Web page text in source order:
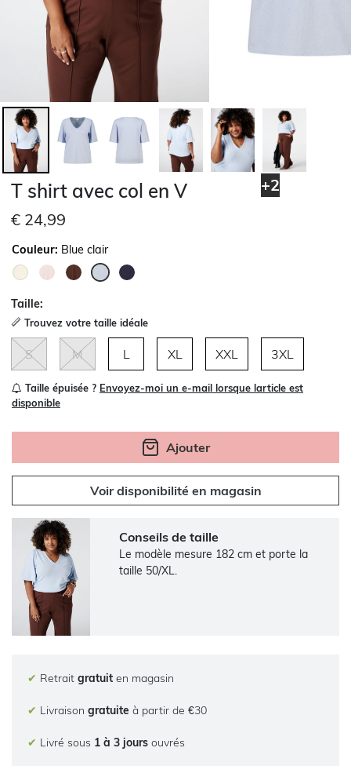
+2
T shirt avec col en V
€ 24,99
Couleur: Blue clair
Taille:
Trouvez votre taille idéale
S M L XL XXL 3XL
Taille épuisée ? Envoyez-moi un e-mail lorsque larticle est
disponible
Ajouter
Voir disponibilité en magasin
Conseils de taille
Le modèle mesure 182 cm et porte la
taille 50/XL.
✔ Retrait gratuit en magasin
✔ Livraison gratuite à partir de €30
✔ Livré sous 1 à 3 jours ouvrés